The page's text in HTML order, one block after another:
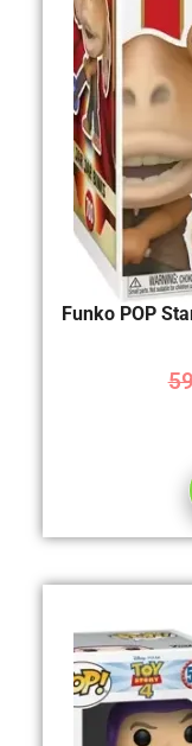
Funko POP